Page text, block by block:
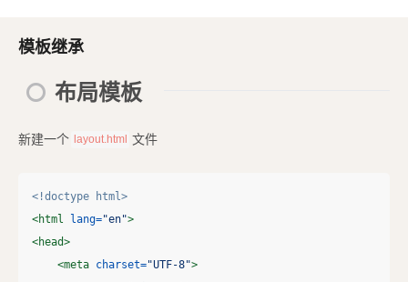
模板继承
布局模板
新建一个 layout.html 文件
<!doctype html>
<html
lang="en">
<head>
<meta charset="UTF-8">